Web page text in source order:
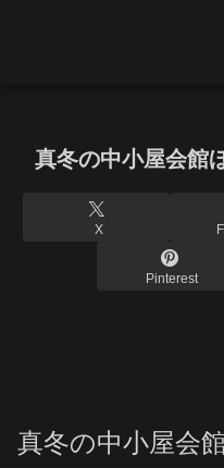
真冬の中小屋会館
X
Pinterest
真冬の中小屋会